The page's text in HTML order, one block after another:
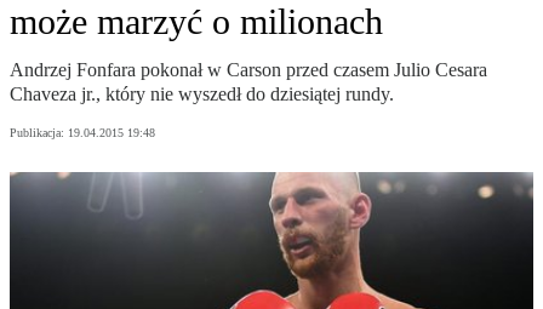
może marzyć o milionach
Andrzej Fonfara pokonał w Carson przed czasem Julio Cesara
Chaveza jr., który nie wyszedł do dziesiątej rundy.
Publikacja: 19.04.2015 19:48